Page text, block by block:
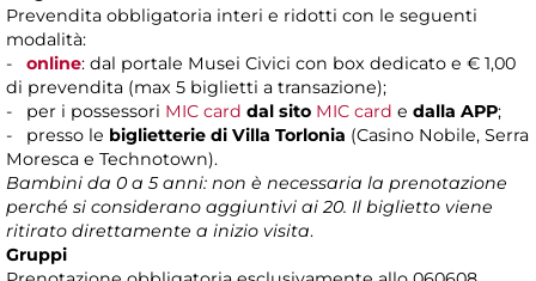
Prevendita obbligatoria interi e ridotti con le seguenti
modalità:
- online: dal portale Musei Civici con box dedicato e € 1,00
di prevendita (max 5 biglietti a transazione);
- per i possessori MIC card dal sito MIC card e dalla APP;
- presso le biglietterie di Villa Torlonia (Casino Nobile, Serra
Moresca e Technotown).
Bambini da 0 a 5 anni: non è necessaria la prenotazione
perché si considerano aggiuntivi ai 20. Il biglietto viene
ritirato direttamente a inizio visita.
Gruppi